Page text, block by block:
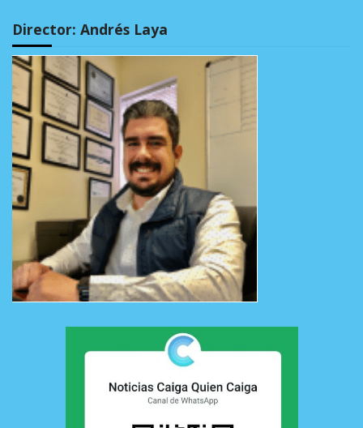
Director: Andrés Laya